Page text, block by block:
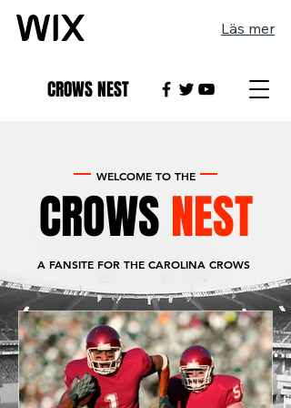
Läs mer